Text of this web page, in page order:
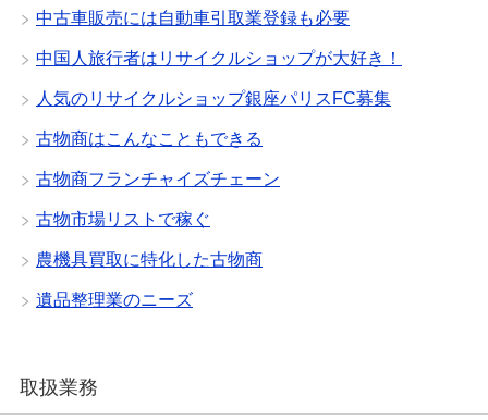
中古車販売には自動車引取業登録も必要
中国人旅行者はリサイクルショップが大好き！
人気のリサイクルショップ銀座パリスFC募集
古物商はこんなこともできる
古物商フランチャイズチェーン
古物市場リストで稼ぐ
農機具買取に特化した古物商
遺品整理業のニーズ
取扱業務